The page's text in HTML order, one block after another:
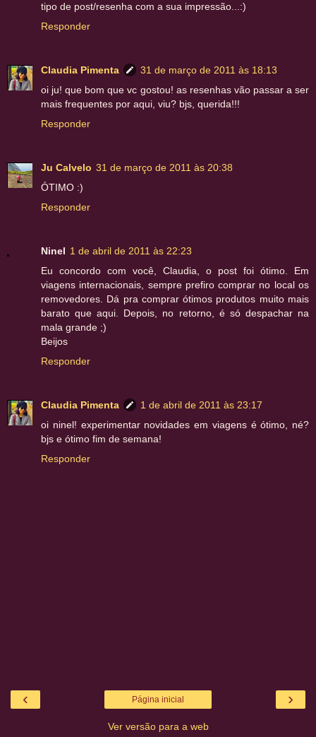
tipo de post/resenha com a sua impressão...:)
Responder
Claudia Pimenta
31 de março de 2011 às 18:13
oi ju! que bom que vc gostou! as resenhas vão passar a ser
mais frequentes por aqui, viu? bjs, querida!!!
Responder
Ju Calvelo 31 de março de 2011 às 20:38
ÓTIMO :)
Responder
Ninel 1 de abril de 2011 às 22:23
Eu concordo com você, Claudia, o post foi ótimo. Em
viagens internacionais, sempre prefiro comprar no local os
removedores. Dá pra comprar ótimos produtos muito mais
barato que aqui. Depois, no retorno, é só despachar na
mala grande ;)
Beijos
Responder
Claudia Pimenta
1 de abril de 2011 às 23:17
oi ninel! experimentar novidades em viagens é ótimo, né?
bjs e ótimo fim de semana!
Responder
‹ ›
Página inicial
Ver versão para a web